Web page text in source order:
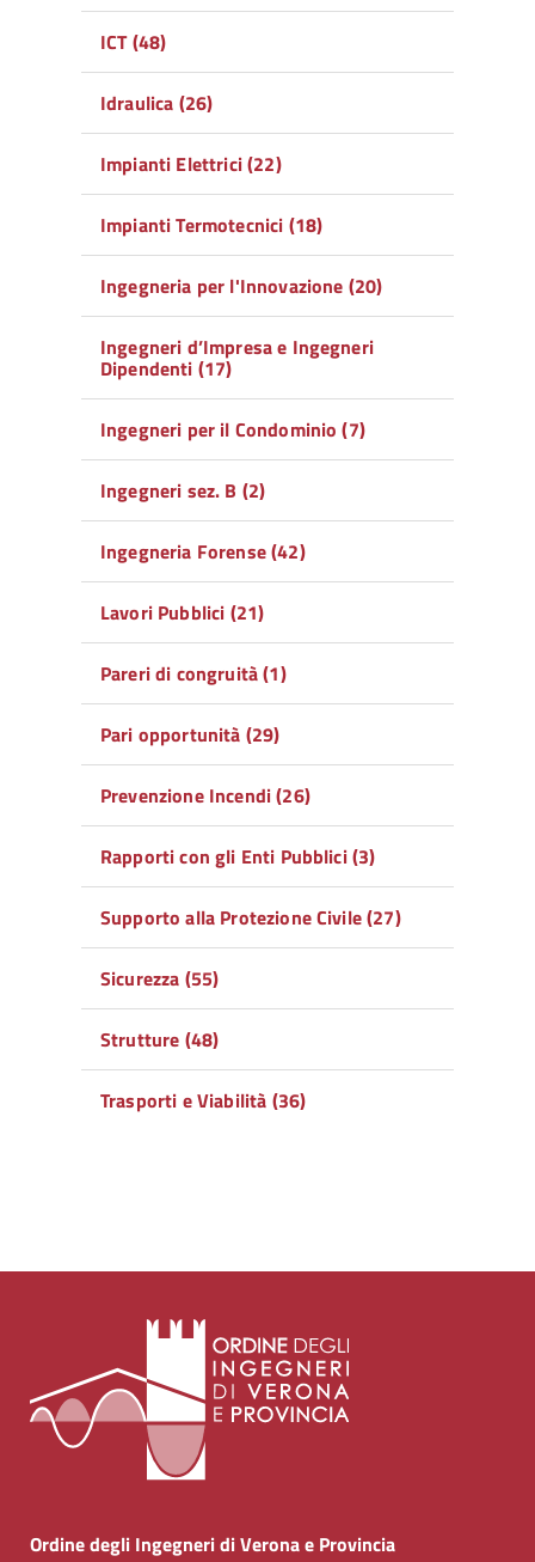
ICT (48)
Idraulica (26)
Impianti Elettrici (22)
Impianti Termotecnici (18)
Ingegneria per l'Innovazione (20)
Ingegneri d’Impresa e Ingegneri
Dipendenti (17)
Ingegneri per il Condominio (7)
Ingegneri sez. B (2)
Ingegneria Forense (42)
Lavori Pubblici (21)
Pareri di congruità (1)
Pari opportunità (29)
Prevenzione Incendi (26)
Rapporti con gli Enti Pubblici (3)
Supporto alla Protezione Civile (27)
Sicurezza (55)
Strutture (48)
Trasporti e Viabilità (36)
Ordine degli Ingegneri di Verona e Provincia